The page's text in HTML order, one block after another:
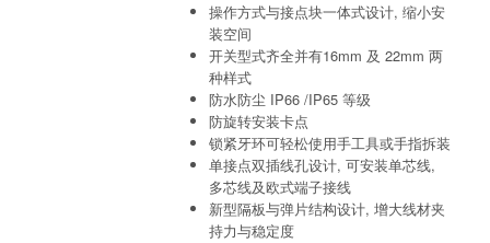
操作方式与接点块一体式设计, 缩小安
装空间
开关型式齐全并有16mm 及 22mm 两
种样式
防水防尘 IP66 /IP65 等级
防旋转安装卡点
锁紧牙环可轻松使用手工具或手指拆装
单接点双插线孔设计, 可安装单芯线,
多芯线及欧式端子接线
新型隔板与弹片结构设计, 增大线材夹
持力与稳定度